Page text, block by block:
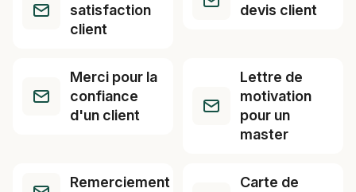
satisfaction
client
devis client
Merci pour la
confiance
d'un client
Lettre de
motivation
pour un
master
Remerciement
Carte de